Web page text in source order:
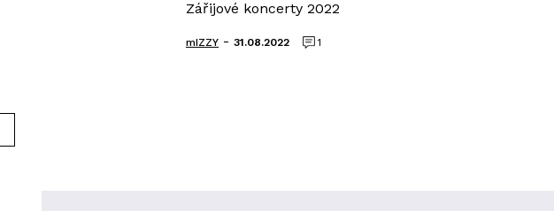
Zářijové koncerty 2022
mIZZY - 31.08.2022 1